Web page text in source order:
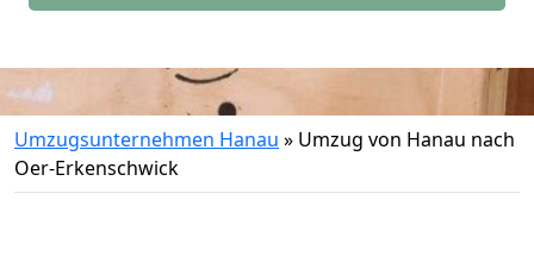
Umzugsunternehmen Hanau » Umzug von Hanau nach
Oer-Erkenschwick